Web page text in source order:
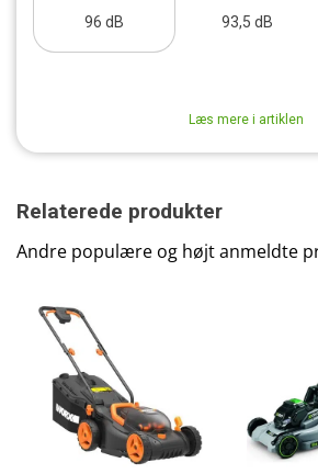
96 dB 93,5 dB
Læs mere i artiklen
Relaterede produkter
Andre populære og højt anmeldte